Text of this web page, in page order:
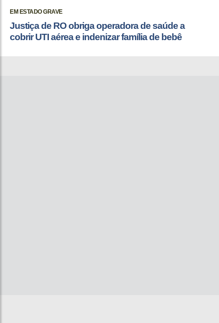
EM ESTADO GRAVE
Justiça de RO obriga operadora de saúde a
cobrir UTI aérea e indenizar família de bebê